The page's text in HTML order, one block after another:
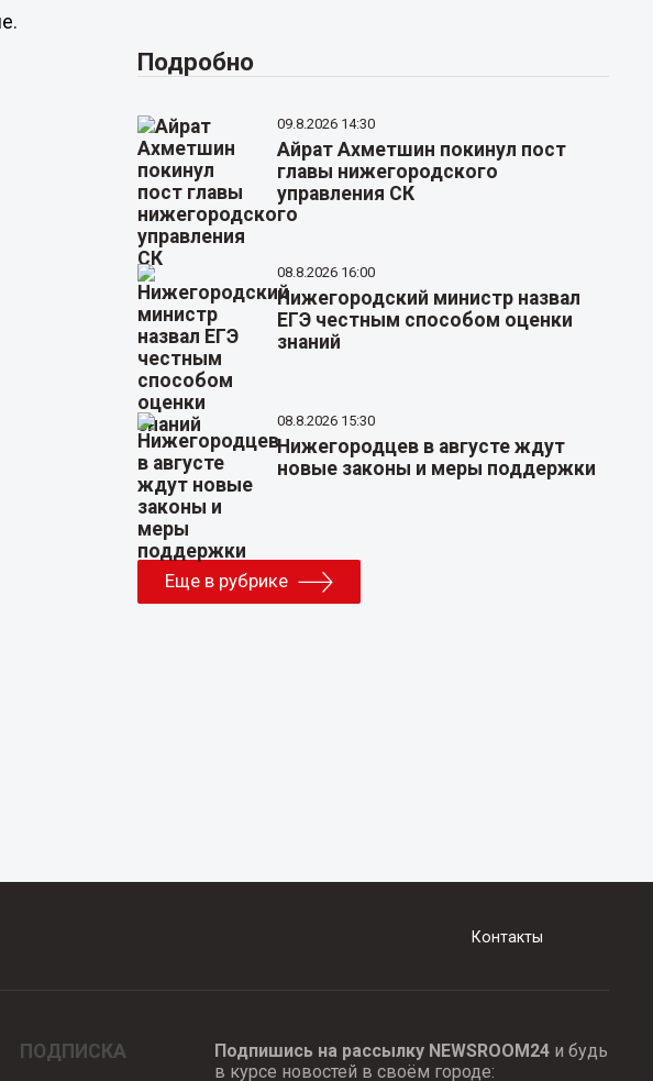
Подробно
09.8.2026 14:30
Айрат Ахметшин покинул пост
главы нижегородского
управления СК
08.8.2026 16:00
Нижегородский министр назвал
ЕГЭ честным способом оценки
знаний
08.8.2026 15:30
Нижегородцев в августе ждут
новые законы и меры поддержки
Еще в рубрике
Контакты
ПОДПИСКА Подпишись на рассылку NEWSROOM24и будь
в курсе новостей в своём городе: